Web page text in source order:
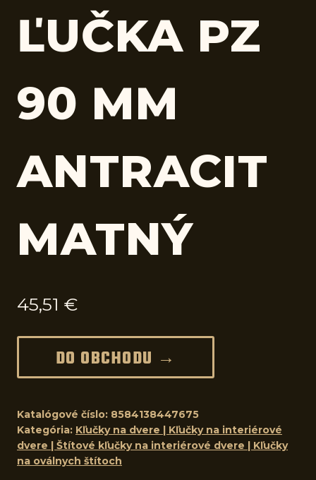
ĽUČKA PZ
90 MM
ANTRACIT
MATNÝ
45,51 €
DO OBCHODU →
Katalógové číslo: 8584138447675
Kategória: Kľučky na dvere | Kľučky na interiérové
dvere | Štítové kľučky na interiérové dvere | Kľučky
na oválnych štítoch